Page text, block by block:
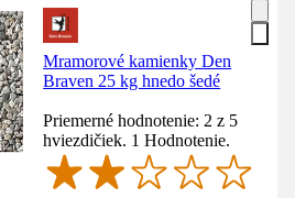
Mramorové kamienky Den
Braven 25 kg hnedo šedé
Priemerné hodnotenie: 2 z 5
hviezdičiek. 1 Hodnotenie.